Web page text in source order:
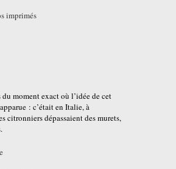
imprimés
du moment exact où l’idée de cet
: c’était en Italie, à
citronniers dépassaient des murets,